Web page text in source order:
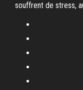
souffrent de stress,